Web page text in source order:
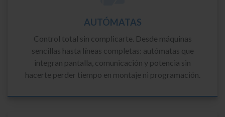
AUTÓMATAS
Control total sin complicarte. Desde máquinas
sencillas hasta líneas completas: autómatas que
integran pantalla, comunicación y potencia sin
hacerte perder tiempo en montaje ni programación.